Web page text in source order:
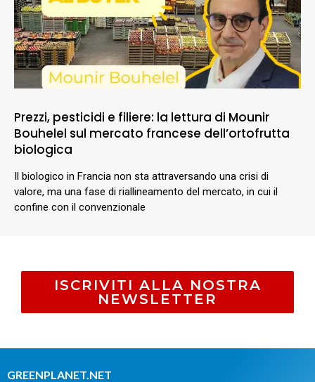
Prezzi, pesticidi e filiere: la lettura di Mounir
Bouhelel sul mercato francese dell’ortofrutta
biologica
Il biologico in Francia non sta attraversando una crisi di
valore, ma una fase di riallineamento del mercato, in cui il
confine con il convenzionale
ISCRIVITI ALLA NOSTRA
NEWSLETTER
GREENPLANET.NET